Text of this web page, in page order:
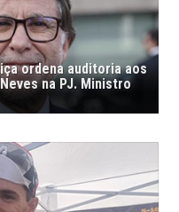
ordena auditoria aos
na PJ. Ministro